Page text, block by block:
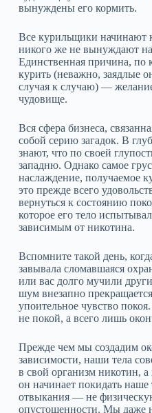
вынуждены его кормить.
Все курильщики начинают
никого же не вынуждают
Единственная причина,
курить (неважно, заядлые
случая к случаю) —
чудовище.
Вся сфера бизнеса,
собой серию загадок. В
знают, что по своей
западню. Однако самое
наслаждение, получаемое
это прежде всего
вернуться к состоянию
которое его тело
зависимым от никотина.
Вспомните такой день,
завывала сломавшаяся
или вас долго мучили
шум внезапно
упоительное чувство
не покой, а всего лишь
Прежде чем мы создадим
зависимости, наши тела
в свой организм никотин, а
он начинает покидать
отвыкания — не
опустошенности. Мы даже